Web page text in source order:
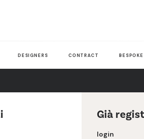
DESIGNERS CONTRACT BESPOKE
Già
login